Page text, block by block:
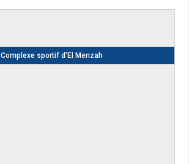
Complexe sportif d'El Menzah